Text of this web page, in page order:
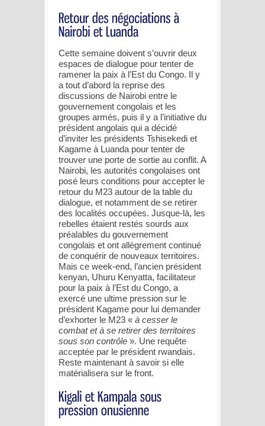
Cette semaine doivent s’ouvrir deux
espaces de dialogue pour tenter de
ramener la paix à l’Est du Congo. Il y
a tout d’abord la reprise des
discussions de Nairobi entre le
gouvernement congolais et les
groupes armés, puis il y a l’initiative du
président angolais qui a décidé
d’inviter les présidents Tshisekedi et
Kagame à Luanda pour tenter de
trouver une porte de sortie au conflit. A
Nairobi, les autorités congolaises ont
posé leurs conditions pour accepter le
retour du M23 autour de la table du
dialogue, et notamment de se retirer
des localités occupées. Jusque-là, les
rebelles étaient restés sourds aux
préalables du gouvernement
congolais et ont allègrement continué
de conquérir de nouveaux territoires.
Mais ce week-end, l’ancien président
kenyan, Uhuru Kenyatta, facilitateur
pour la paix à l’Est du Congo, a
exercé une ultime pression sur le
président Kagame pour lui demander
d’exhorter le M23 « à cesser le
combat et à se retirer des territoires
sous son contrôle ». Une requête
acceptée par le président rwandais.
Reste maintenant à savoir si elle
matérialisera sur le front.